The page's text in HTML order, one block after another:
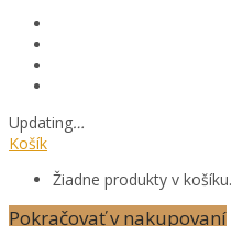
Updating…
Košík
Žiadne produkty v košíku.
Pokračovať v nakupovaní